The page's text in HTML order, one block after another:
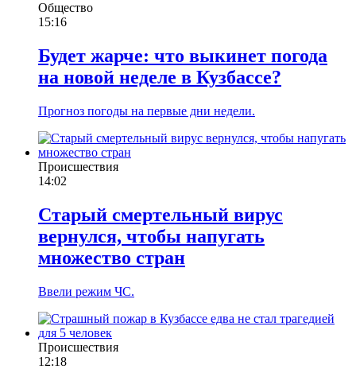
Общество
15:16
Будет жарче: что выкинет погода
на новой неделе в Кузбассе?
Прогноз погоды на первые дни недели.
Происшествия
14:02
Старый смертельный вирус
вернулся, чтобы напугать
множество стран
Ввели режим ЧС.
Происшествия
12:18